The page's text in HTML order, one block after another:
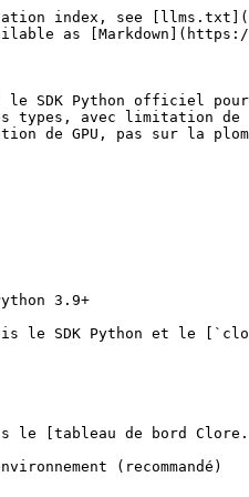
```

> ⚠️ **Important :** L'API Clore.ai utilise l'en-tête `auth` pour l'authentification, **et non** `Authorization: Bearer`. Le SDK gère cela automatiquement.

***

## Démarrage rapide

```python
from clore_ai import CloreAI

client = CloreAI()
servers = client.marketplace(gpu="RTX 4090", max_price_usd=5.0)
for s in servers:
    print(f"Serveur {s.id} : {s.gpu_model} — ${s.price_usd:.4f}/h")
```

***

## Client synchrone (`CloreAI`)

### Constructeur

```python
CloreAI(
    api_key: str | None = None,       # Retombe sur CLORE_API_KEY de l'env / de la config
    base_url: str | None = None,       # Par défaut : https://api.clore.ai/v1
    timeout: float = 30.0,             # Délai d'attente de la requête en secondes
    max_retries: int = 3               # Nombre de nouvelles tentatives en cas de limitation de débit / d'erreurs réseau
)
```

Le client prend en charge les gestionnaires de contexte pour un nettoyage automatique :

```python
with CloreAI() as client:
    wallets = client.wallets()
    # client.close() appelé automatiquement
```

***

### `wallets()`

Obtenez vos soldes de portefeuille et vos adresses de dépôt.

```python
wallets = client.wallets()

for wallet in wallets:
    print(f"{wallet.name} : {wallet.balance:.8f}")
    if wallet.deposit:
        print(f"  Dépôt : {wallet.deposit}")
```

**Renvoie :** `List[Wallet]`

| Champ            | Type            |